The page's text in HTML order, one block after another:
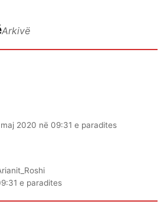
Arkivë
2020 në 09:31 e paradites
e paradites